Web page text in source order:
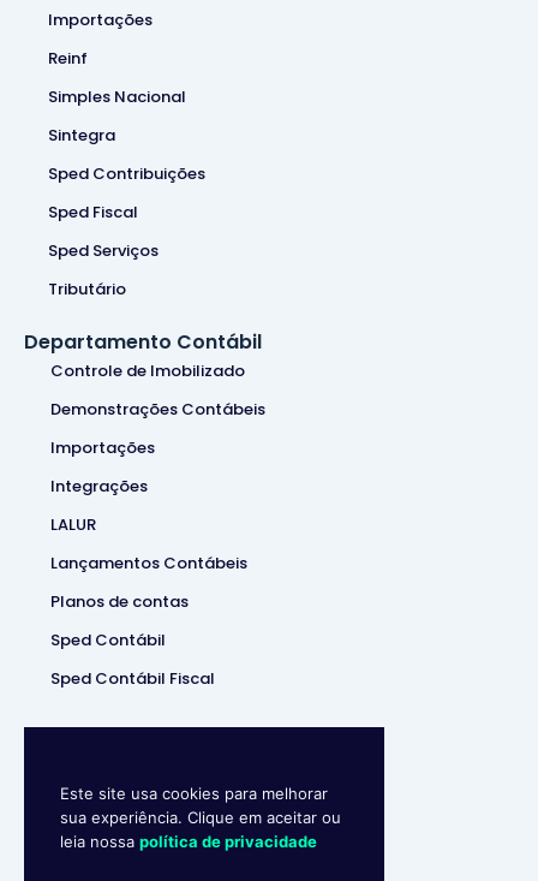
Importações
Reinf
Simples Nacional
Sintegra
Sped Contribuições
Sped Fiscal
Sped Serviços
Tributário
Departamento Contábil
Controle de Imobilizado
Demonstrações Contábeis
Importações
Integrações
LALUR
Lançamentos Contábeis
Planos de contas
Sped Contábil
Sped Contábil Fiscal
Este site usa cookies para melhorar
sua experiência. Clique em aceitar ou
leia nossa política de privacidade